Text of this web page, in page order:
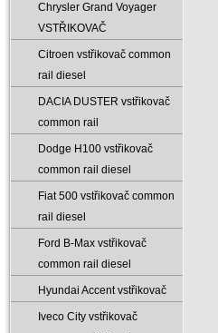
Chrysler Grand Voyager
VSTŘIKOVAČ
Citroen vstřikovač common
rail diesel
DACIA DUSTER vstřikovač
common rail
Dodge H100 vstřikovač
common rail diesel
Fiat 500 vstřikovač common
rail diesel
Ford B-Max vstřikovač
common rail diesel
Hyundai Accent vstřikovač
Iveco City vstřikovač